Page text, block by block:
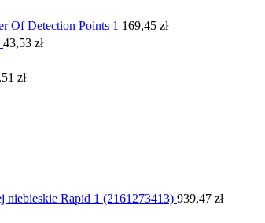
Of Detection Points 1 169,45 zł
43,53 zł
zł
niebieskie Rapid 1 (2161273413) 939,47 zł